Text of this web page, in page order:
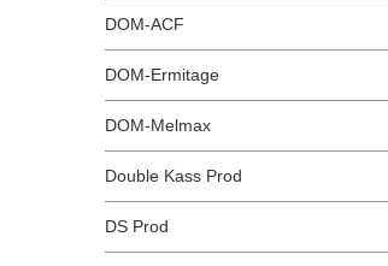
DOM-ACF
DOM-Ermitage
DOM-Melmax
Double Kass Prod
DS Prod